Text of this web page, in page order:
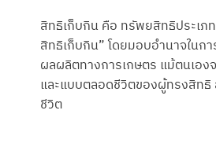
สิทธิเก็บกิน คือ ทรัพยสิทธิประเภ
สิทธิเก็บกิน” โดยมอบอำนาจในก
ผลผลิตทางการเกษตร แม้ตนเอง
และแบบตลอดชีวิตของผู้ทรงสิทธิ
ชีวิต